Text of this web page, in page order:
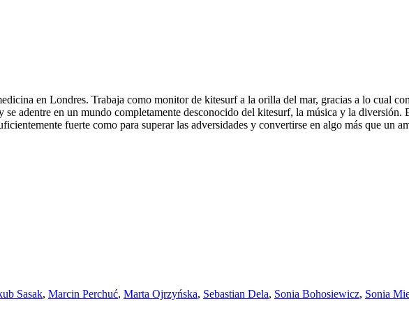
en Londres. Trabaja como monitor de kitesurf a la orilla del mar, gracias a lo cual
adentre en un mundo completamente desconocido del kitesurf, la música y la diversión.
fuerte como para superar las adversidades y convertirse en algo más que un
Sasak, Marcin Perchuć, Marta Ojrzyńska, Sebastian Dela, Sonia Bohosiewicz, Sonia